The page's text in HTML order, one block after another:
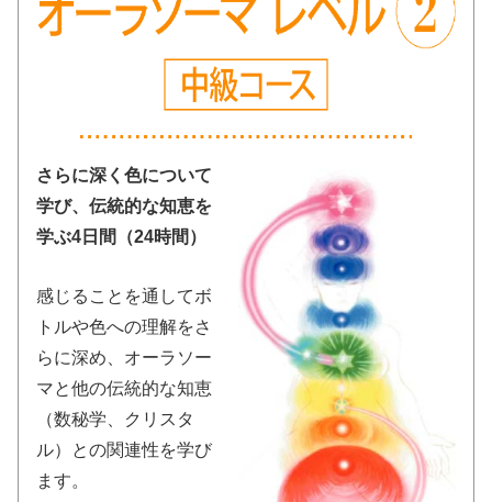
さらに深く色について
学び、伝統的な知恵を
学ぶ4日間（24時間）
感じることを通してボ
トルや色への理解をさ
らに深め、オーラソー
マと他の伝統的な知恵
（数秘学、クリスタ
ル）との関連性を学び
ます。